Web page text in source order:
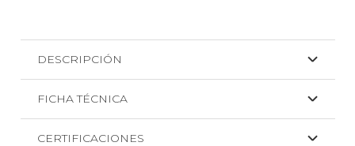
natural
DTG
cantidad
DESCRIPCIÓN
FICHA TÉCNICA
CERTIFICACIONES